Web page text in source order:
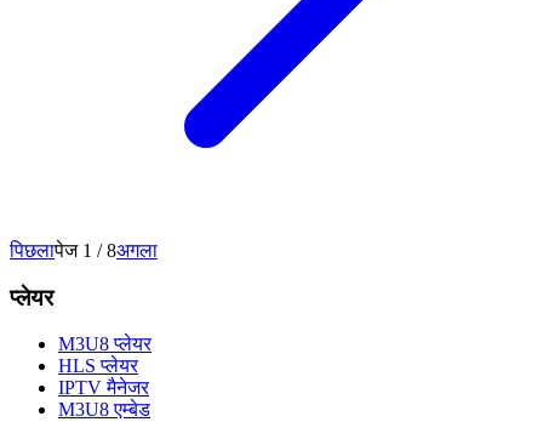
पिछलापेज 1 / 8अगला
प्लेयर
M3U8 प्लेयर
HLS प्लेयर
IPTV मैनेजर
M3U8 एम्बेड